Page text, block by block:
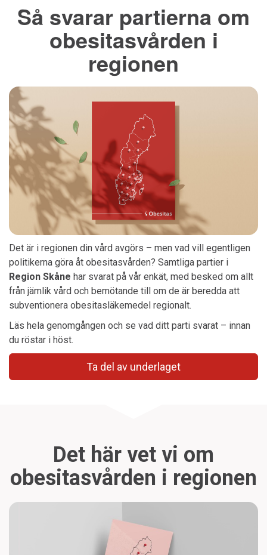
Så svarar partierna om
obesitasvården i
regionen
Det är i regionen din vård avgörs – men vad vill egentligen
politikerna göra åt obesitasvården? Samtliga partier i
Region Skåne har svarat på vår enkät, med besked om allt
från jämlik vård och bemötande till om de är beredda att
subventionera obesitasläkemedel regionalt.
Läs hela genomgången och se vad ditt parti svarat – innan
du röstar i höst.
Ta del av underlaget
Det här vet vi om
obesitasvården i regionen